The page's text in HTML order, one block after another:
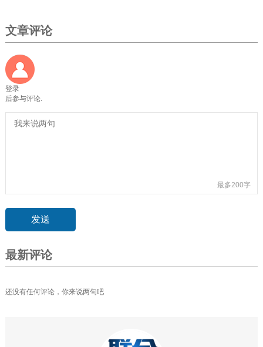
文章评论
登录
后参与评论.
最多200字
最新评论
还没有任何评论，你来说两句吧